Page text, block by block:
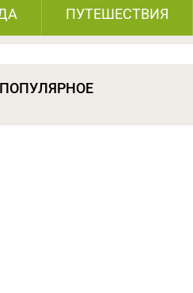
ПУТЕШЕСТВИЯ
ПОПУЛЯРНОЕ